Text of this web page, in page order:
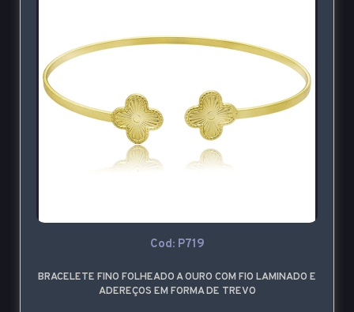
Cod: P719
BRACELETE FINO FOLHEADO A OURO COM FIO LAMINADO E
ADEREÇOS EM FORMA DE TREVO